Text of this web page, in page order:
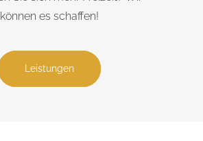
können es schaffen!
Leistungen